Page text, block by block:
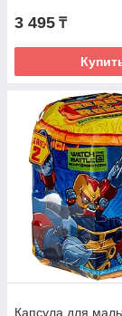
3 495 ₸
Капсула для